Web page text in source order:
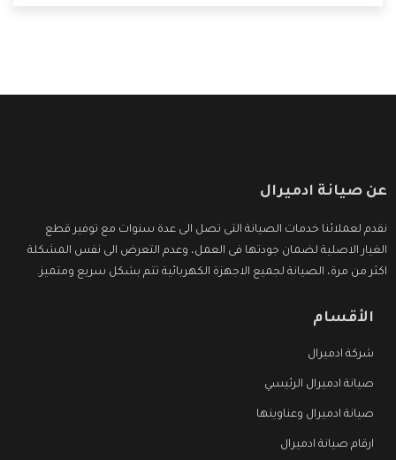
عن صيانة ادميرال
نقدم لعملائنا خدمات الصيانة التى تصل الى عدة سنوات مع توفير قطع
الغيار الاصلية لضمان جودتها فى العمل، وعدم التعرض الى نفس المشكلة
اكثر من مرة، الصيانة لجميع الاجهزة الكهربائية تتم بشكل سريع ومتميز.
الأقسام
شركة ادميرال
صيانة ادميرال الرئيسي
صيانة ادميرال وعناوينها
ارقام صيانة ادميرال